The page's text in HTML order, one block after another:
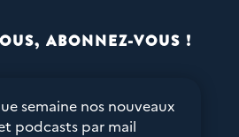
ABONNEZ-VOUS !
semaine nos nouveaux
podcasts par mail